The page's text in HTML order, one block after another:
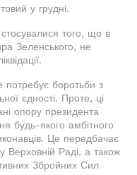
у грудні.
того, що в
Зеленського, не
потребує боротьби з
єдності. Проте, ці
опору президента
будь-якого амбітного
Це передбачає
Верховній Раді, а також
Збройних Сил